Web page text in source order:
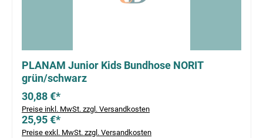
PLANAM Junior Kids Bundhose NORIT
grün/schwarz
30,88 €*
Preise inkl. MwSt. zzgl. Versandkosten
25,95 €*
Preise exkl. MwSt. zzgl. Versandkosten